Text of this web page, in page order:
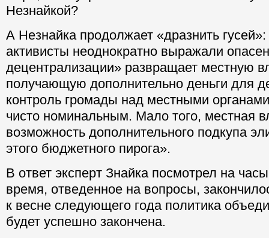
Незнайкой?
А Незнайка продолжает «дразнить
активисты неоднократно выражали
децентрализации» развращает местную
получающую дополнительно деньги для
контроль громады над местными
чисто номинальным. Мало того, местная
возможность дополнительного подкупа
этого бюджетного пирога».
В ответ эксперт Знайка посмотрел на
время, отведенное на вопросы,
к весне следующего года политика
будет успешно закончена.